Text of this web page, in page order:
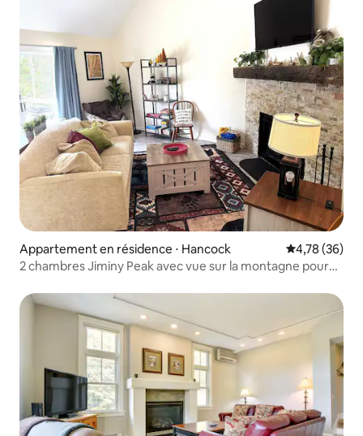
Appartement en résidence ⋅ Hancock Évaluation
4,78 (36)
2 chambres Jiminy Peak avec vue sur la montagne pour